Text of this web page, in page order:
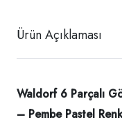
Ürün Açıklaması
Waldorf 6 Parçalı
– Pembe Pastel